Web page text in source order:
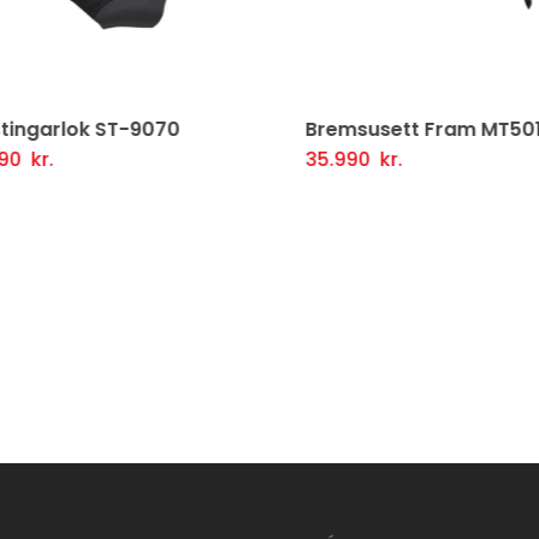
ST-9070
kr.
Í Körfu
Bremsusett Fram MT501
35.990 kr.
Setja Í Körfu